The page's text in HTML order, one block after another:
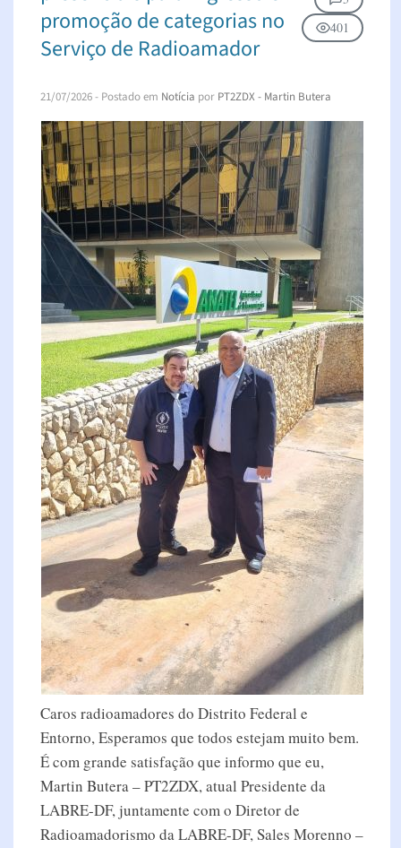
promoção de categorias no
Serviço de Radioamador
401
21/07/2026- Postado em Notícia por PT2ZDX - Martin Butera
Caros radioamadores do Distrito Federal e
Entorno, Esperamos que todos estejam muito bem.
É com grande satisfação que informo que eu,
Martin Butera – PT2ZDX, atual Presidente da
LABRE-DF, juntamente com o Diretor de
Radioamadorismo da LABRE-DF, Sales Morenno –